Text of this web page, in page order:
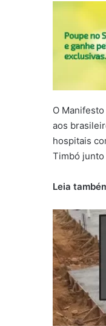
O
aos
hospitais
Timbó
Leia